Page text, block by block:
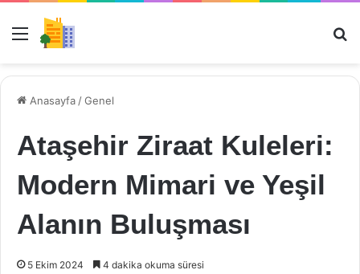
Menü
Anasayfa /Genel
Ataşehir Ziraat Kuleleri:
Modern Mimari ve Yeşil
Alanın Buluşması
5 Ekim 2024 4 dakika okuma süresi